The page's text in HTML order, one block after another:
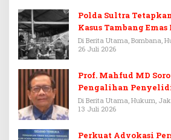
Polda Sultra
Kasus Tambang
Di Berita Utama, Bombana,
26 Juli 2026
Prof. Mahfud MD
Pengalihan
Febrie Adriansyah
Di Berita Utama, Hukum,
13 Juli 2026
Perkuat Advokasi